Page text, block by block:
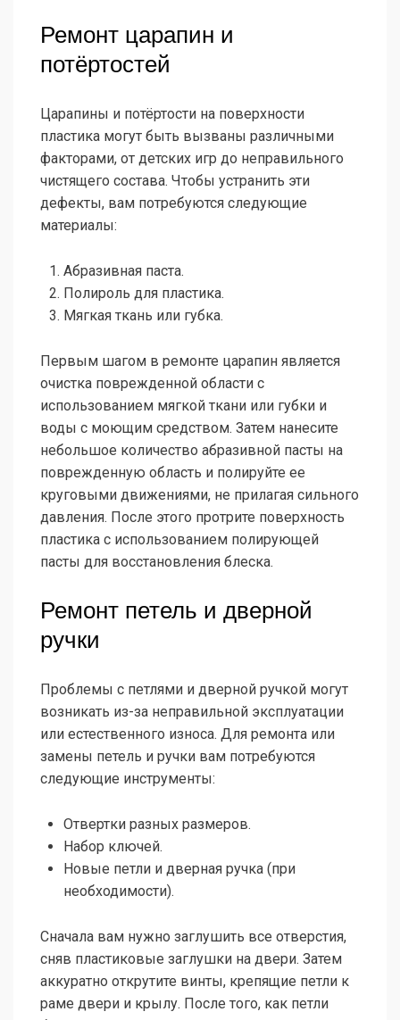
Ремонт царапин и
потёртостей
Царапины и потёртости на поверхности
пластика могут быть вызваны различными
факторами, от детских игр до неправильного
чистящего состава. Чтобы устранить эти
дефекты, вам потребуются следующие
материалы:
Абразивная паста.
Полироль для пластика.
Мягкая ткань или губка.
Первым шагом в ремонте царапин является
очистка поврежденной области с
использованием мягкой ткани или губки и
воды с моющим средством. Затем нанесите
небольшое количество абразивной пасты на
поврежденную область и полируйте ее
круговыми движениями, не прилагая сильного
давления. После этого протрите поверхность
пластика с использованием полирующей
пасты для восстановления блеска.
Ремонт петель и дверной
ручки
Проблемы с петлями и дверной ручкой могут
возникать из-за неправильной эксплуатации
или естественного износа. Для ремонта или
замены петель и ручки вам потребуются
следующие инструменты:
Отвертки разных размеров.
Набор ключей.
Новые петли и дверная ручка (при
необходимости).
Сначала вам нужно заглушить все отверстия,
сняв пластиковые заглушки на двери. Затем
аккуратно открутите винты, крепящие петли к
раме двери и крылу. После того, как петли